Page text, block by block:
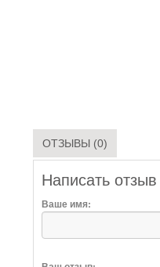
ОТЗЫВЫ (0)
Написать отзыв
Ваше имя: